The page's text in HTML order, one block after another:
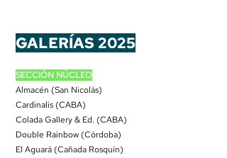
GALERÍAS 2025
SECCIÓN NÚCLEO
Almacén (San Nicolás)
Cardinalis (CABA)
Colada Gallery & Ed. (CABA)
Double Rainbow (Córdoba)
El Aguará (Cañada Rosquín)